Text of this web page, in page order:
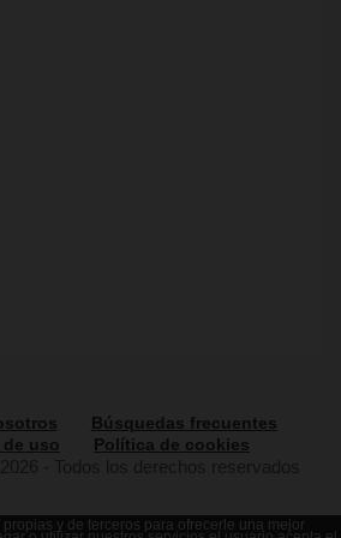
Búsquedas frecuentes
uso
Política de cookies
y de terceros para ofrecerle una mejor